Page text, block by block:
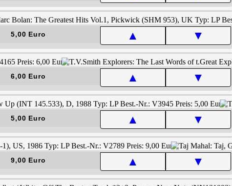
5,00 Euro ▲ ▼
6,00 Euro ▲ ▼
5,00 Euro ▲ ▼
9,00 Euro ▲ ▼